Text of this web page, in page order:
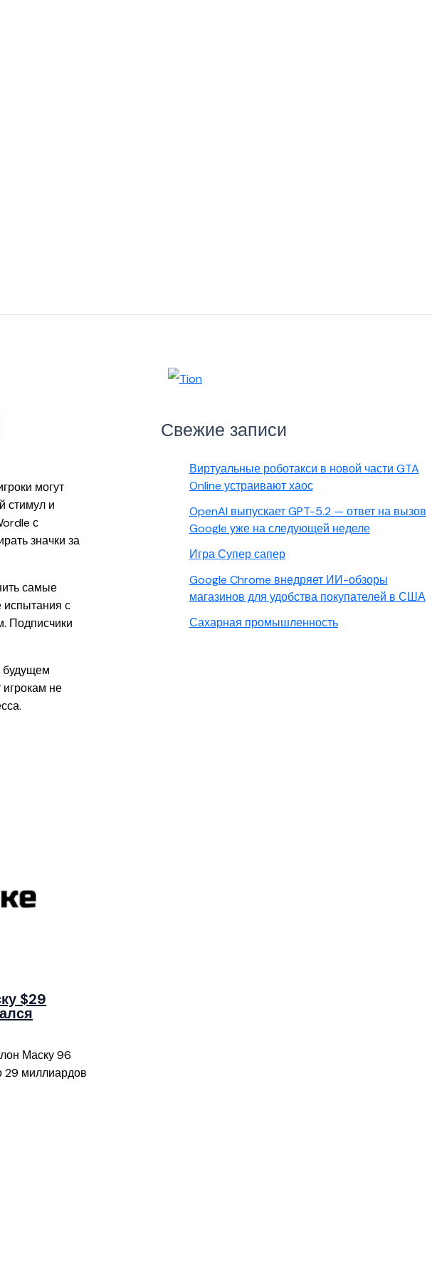
могут
стимул и
с
значки за
самые
испытания с
Подписчики
будущем
игрокам не
$29
Маску 96
29 миллиардов
Свежие записи
Виртуальные роботакси в новой части GTA
Online устраивают хаос
OpenAI выпускает GPT-5.2 — ответ на вызов
Google уже на следующей неделе
Игра Супер сапер
Google Chrome внедряет ИИ-обзоры
магазинов для удобства покупателей в США
Сахарная промышленность